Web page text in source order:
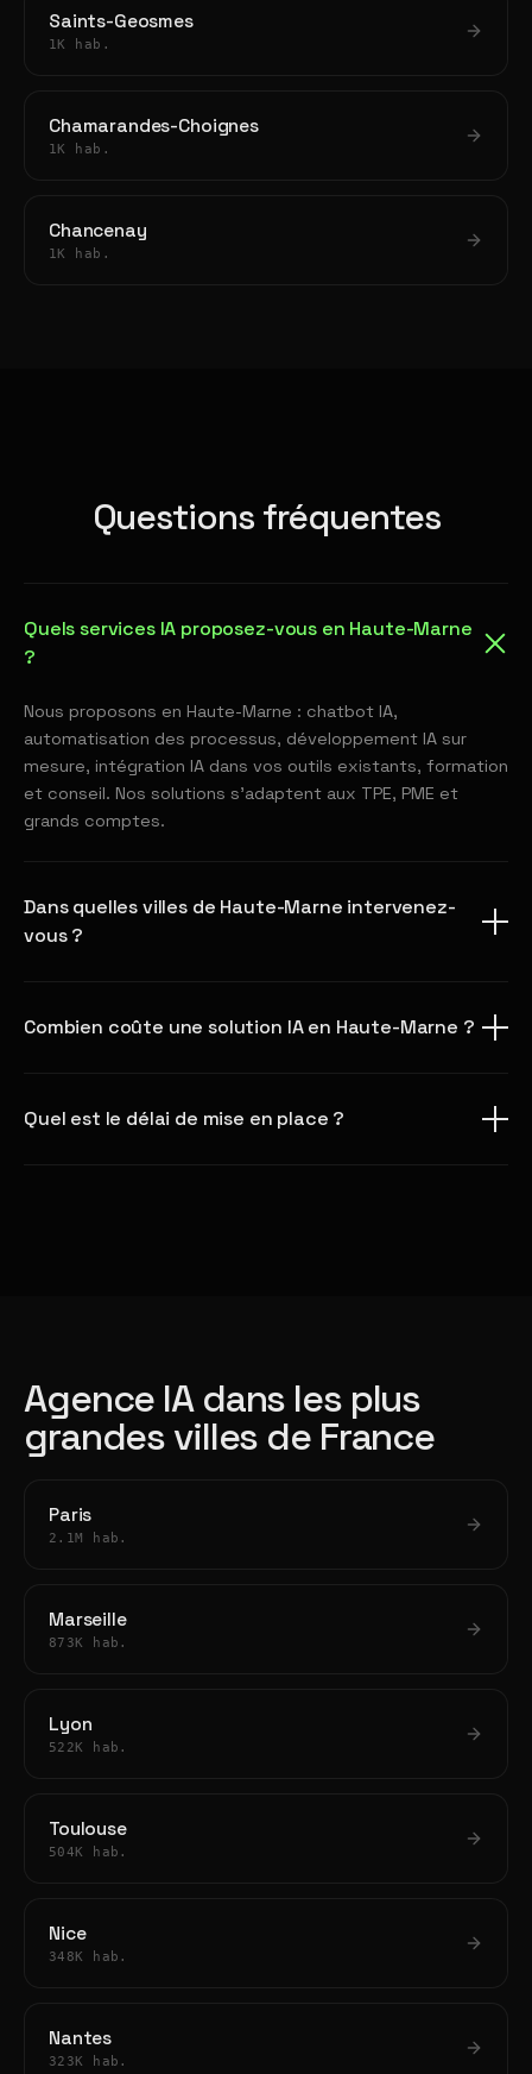
Saints-Geosmes
1K hab.
Chamarandes-Choignes
1K hab.
Chancenay
1K hab.
Questions fréquentes
Quels services IA proposez-vous en Haute-Marne
?
Nous proposons en Haute-Marne : chatbot IA,
automatisation des processus, développement IA sur
mesure, intégration IA dans vos outils existants, formation
et conseil. Nos solutions s'adaptent aux TPE, PME et
grands comptes.
Dans quelles villes de Haute-Marne intervenez-
vous ?
Combien coûte une solution IA en Haute-Marne ?
Quel est le délai de mise en place ?
Agence IA dans les plus
grandes villes de France
Paris
2.1M hab.
Marseille
873K hab.
Lyon
522K hab.
Toulouse
504K hab.
Nice
348K hab.
Nantes
323K hab.